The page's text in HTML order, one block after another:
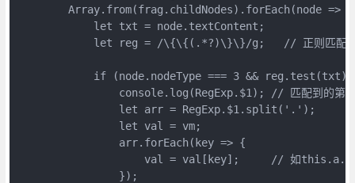
        Array.from(frag.childNodes).forEach(node => {
            let txt = node.textContent;
let reg = /\{\{(.*?)\}\}/g;   // 正则匹配
if (node.nodeType === 3 && reg.test(txt))
console.log(RegExp.$1); // 匹配到的第
                let arr = RegExp.$1.split('.');
                let val = vm;
                arr.forEach(key => {
                    val = val[key];     // 如this.a.b
                });